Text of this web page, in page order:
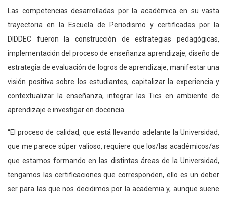
Las competencias desarrolladas por la académica en su vasta
trayectoria en la Escuela de Periodismo y certificadas por la
DIDDEC fueron la construcción de estrategias pedagógicas,
implementación del proceso de enseñanza aprendizaje, diseño de
estrategia de evaluación de logros de aprendizaje, manifestar una
visión positiva sobre los estudiantes, capitalizar la experiencia y
contextualizar la enseñanza, integrar las Tics en ambiente de
aprendizaje e investigar en docencia.
“El proceso de calidad, que está llevando adelante la Universidad,
que me parece súper valioso, requiere que los/las académicos/as
que estamos formando en las distintas áreas de la Universidad,
tengamos las certificaciones que corresponden, ello es un deber
ser para las que nos decidimos por la academia y, aunque suene